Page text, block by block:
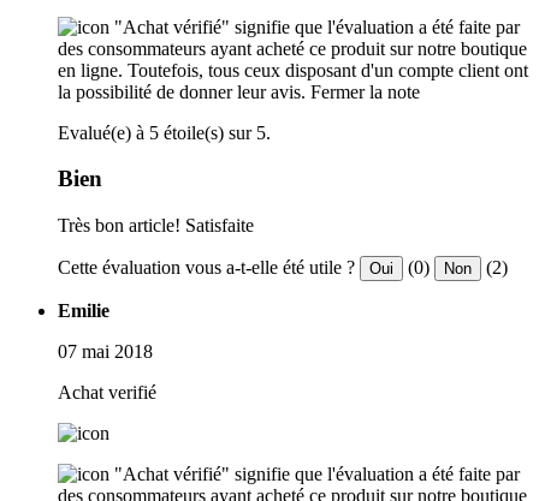
"Achat vérifié" signifie que l'évaluation a été faite par
des consommateurs ayant acheté ce produit sur notre boutique
en ligne. Toutefois, tous ceux disposant d'un compte client ont
la possibilité de donner leur avis. Fermer la note
Evalué(e) à 5 étoile(s) sur 5.
Bien
Très bon article! Satisfaite
Cette évaluation vous a-t-elle été utile ? Oui (0) Non (2)
Emilie
07 mai 2018
Achat verifié
"Achat vérifié" signifie que l'évaluation a été faite par
des consommateurs ayant acheté ce produit sur notre boutique